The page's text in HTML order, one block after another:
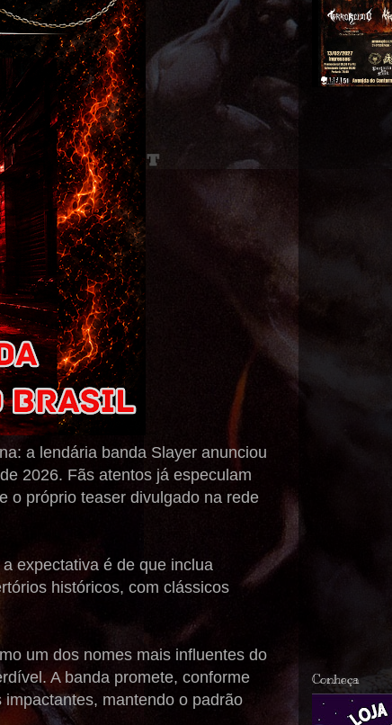
a lendária banda Slayer anunciou
2026. Fãs atentos já especulam
o próprio teaser divulgado na rede
expectativa é de que inclua
históricos, com clássicos
um dos nomes mais influentes do
A banda promete, conforme
mantendo o padrão
Conheça